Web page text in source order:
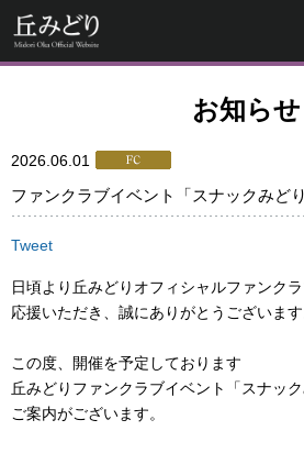
お知らせ
2026.06.01
ファンクラブイベント「スナックみど
Tweet
日頃より丘みどりオフィシャルファンク
応援いただき、誠にありがとうございます
この度、開催を予定しております
丘みどりファンクラブイベント「スナッ
ご案内がございます。